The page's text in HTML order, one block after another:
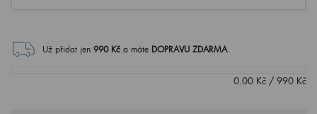
Už přidat jen 990Kč a máte DOPRAVU ZDARMA.
0.00 Kč / 990 Kč